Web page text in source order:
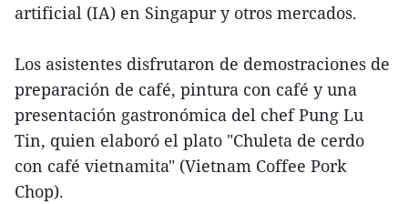
artificial (IA) en Singapur y otros mercados.
Los asistentes disfrutaron de demostraciones de
preparación de café, pintura con café y una
presentación gastronómica del chef Pung Lu
Tin, quien elaboró el plato "Chuleta de cerdo
con café vietnamita" (Vietnam Coffee Pork
Chop).